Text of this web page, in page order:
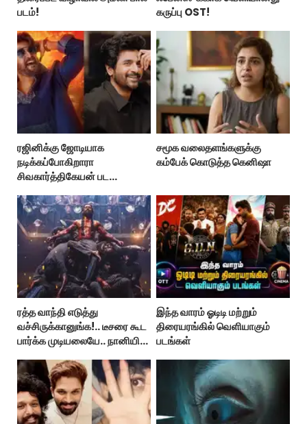
படம்!
கருப்பு OST!
ரஜினிக்கு ஜோடியாக
நடிக்கப்போகிறாரா
சிவகார்த்திகேயன் பட
சமூக வலைதளங்களுக்கு
கம்பேக் கொடுத்த கெனிஷா
ரத்த வாந்தி எடுத்து
வச்சிருக்கானுங்க!.. டீசரை கூட
பார்க்க முடியலையே.. நானியின்
இந்த வாரம் ஓடிடி மற்றும்
திரையரங்கில் வெளியாகும்
படங்கள்